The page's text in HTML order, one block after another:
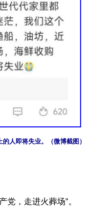
人即将失业。（微博截图）
，走进火葬场”。